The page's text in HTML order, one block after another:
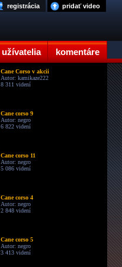
užívatelia komentáre
pridať video
registrácia
Cane Corso v akcii
Autor: kamikaze222
8 311 videní
Cane corso 9
Autor: negro
6 822 videní
Cane corso 11
Autor: negro
5 086 videní
Cane corso 4
Autor: negro
2 848 videní
Cane corso 5
Autor: negro
3 413 videní